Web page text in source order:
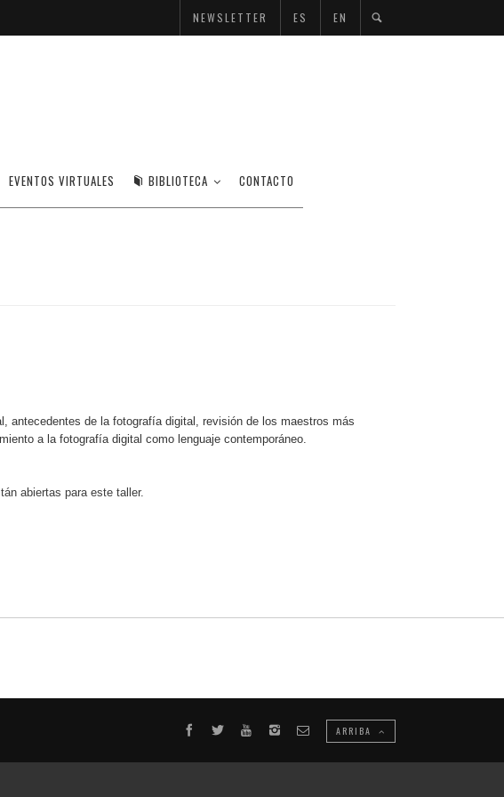
NEWSLETTER ES EN
EVENTOS VIRTUALES BIBLIOTECA CONTACTO
antecedentes de la fotografía digital, revisión de los maestros más
a la fotografía digital como lenguaje contemporáneo.
abiertas para este taller.
ARRIBA